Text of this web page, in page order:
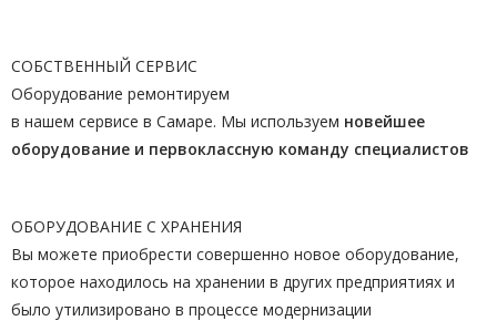
СОБСТВЕННЫЙ СЕРВИС
Оборудование ремонтируем
в нашем сервисе в Самаре. Мы используем новейшее
оборудование и первоклассную команду специалистов
ОБОРУДОВАНИЕ С ХРАНЕНИЯ
Вы можете приобрести совершенно новое оборудование,
которое находилось на хранении в других предприятиях и
было утилизировано в процессе модернизации